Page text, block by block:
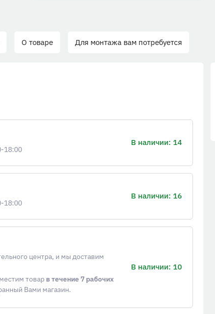
О товаре Для монтажа вам потребуется
18:00
В наличии: 14
18:00
В наличии: 16
центра, и мы доставим
товар в течение 7 рабочих
Вами магазин.
В наличии: 10